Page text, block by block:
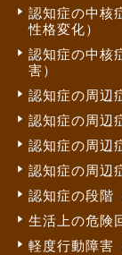
認知症の中核
性格変化）
認知症の中核
害）
認知症の周辺
認知症の周辺
認知症の周辺
認知症の周辺
認知症の段階
生活上の危険
軽度行動障害